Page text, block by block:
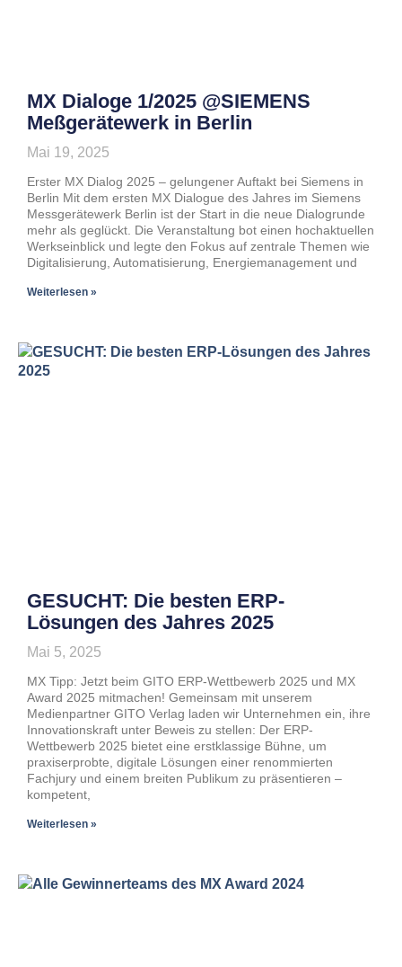
MX Dialoge 1/2025 @SIEMENS
Meßgerätewerk in Berlin
Mai 19, 2025
Erster MX Dialog 2025 – gelungener Auftakt bei Siemens in
Berlin Mit dem ersten MX Dialogue des Jahres im Siemens
Messgerätewerk Berlin ist der Start in die neue Dialogrunde
mehr als geglückt. Die Veranstaltung bot einen hochaktuellen
Werkseinblick und legte den Fokus auf zentrale Themen wie
Digitalisierung, Automatisierung, Energiemanagement und
Weiterlesen »
GESUCHT: Die besten ERP-
Lösungen des Jahres 2025
Mai 5, 2025
MX Tipp: Jetzt beim GITO ERP-Wettbewerb 2025 und MX
Award 2025 mitmachen! Gemeinsam mit unserem
Medienpartner GITO Verlag laden wir Unternehmen ein, ihre
Innovationskraft unter Beweis zu stellen: Der ERP-
Wettbewerb 2025 bietet eine erstklassige Bühne, um
praxiserprobte, digitale Lösungen einer renommierten
Fachjury und einem breiten Publikum zu präsentieren –
kompetent,
Weiterlesen »